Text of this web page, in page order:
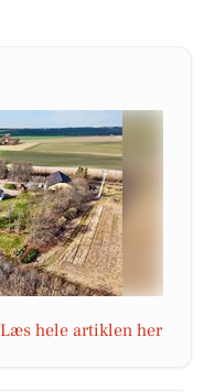
Læs hele artiklen her